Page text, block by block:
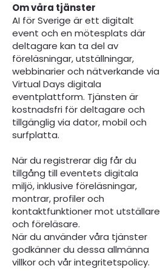
Om våra tjänster
AI för Sverige är ett digitalt
event och en mötesplats där
deltagare kan ta del av
föreläsningar, utställningar,
webbinarier och nätverkande via
Virtual Days digitala
eventplattform. Tjänsten är
kostnadsfri för deltagare och
tillgänglig via dator, mobil och
surfplatta.
När du registrerar dig får du
tillgång till eventets digitala
miljö, inklusive föreläsningar,
montrar, profiler och
kontaktfunktioner mot utställare
och föreläsare.
När du använder våra tjänster
godkänner du dessa allmänna
villkor och vår integritetspolicy.